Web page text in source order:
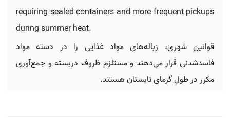
requiring sealed containers and more frequent pickups
during summer heat.
قوانین شهری، زباله‌های مواد غذایی را در دسته مواد
فاسدشدنی قرار می‌دهند و مستلزم ظروف دربسته و جمع‌آوری
مکرر در طول گرمای تابستان هستند.